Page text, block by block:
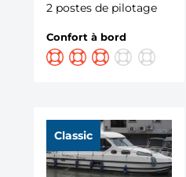
2 postes de pilotage
Confort à bord
Classic